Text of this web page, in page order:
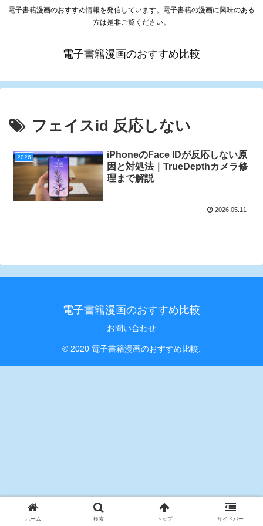
電子書籍漫画のおすすめ情報を発信しています。電子書籍の漫画に興味のある
方は是非ご覧ください。
電子書籍漫画のおすすめ比較
フェイスid 反応しない
2026
iPhoneのFace IDが反応しない原
因と対処法｜TrueDepthカメラ修
理まで解説
2026.05.11
電子書籍漫画のおすすめ比較
お問い合わせ
© 2020 電子書籍漫画のおすすめ比較.
ホーム 検索 トップ サイドバー